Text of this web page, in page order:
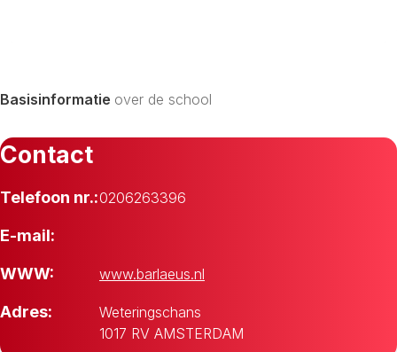
Basisinformatie over de school
Contact
Telefoon nr.:0206263396
E-mail:
WWW: www.barlaeus.nl
Adres:
Weteringschans
1017 RV AMSTERDAM